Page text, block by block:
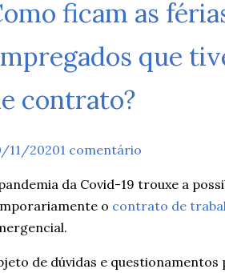
ficam as
que
contrato?
11/20201 comentário
da Covid-19 trouxe a
o contrato de
de dúvidas e